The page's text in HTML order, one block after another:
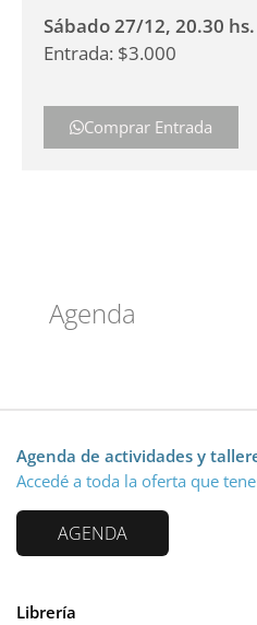
Sábado 27/12, 20.30 hs.
Entrada: $3.000
Comprar Entrada
Agenda
Agenda de actividades y
Accedé a toda la oferta que
AGENDA
Librería